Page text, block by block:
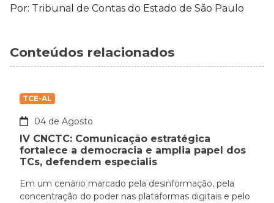
Por: Tribunal de Contas do Estado de São Paulo
Conteúdos relacionados
TCE-AL
04 de Agosto
IV CNCTC: Comunicação estratégica
fortalece a democracia e amplia papel dos
TCs, defendem especialis
Em um cenário marcado pela desinformação, pela
concentração do poder nas plataformas digitais e pelo